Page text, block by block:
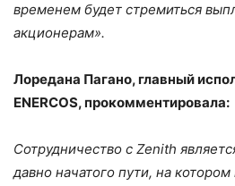
временем будет стремиться
акционерам».
Лоредана Пагано, главный
ENERCOS, прокомментировала:
Сотрудничество с Zenith
давно начатого пути, на